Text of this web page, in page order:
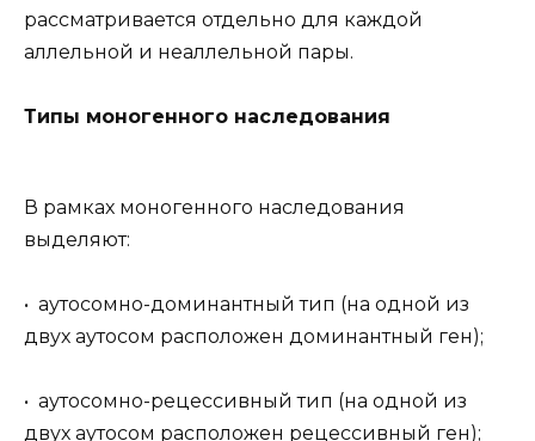
рассматривается отдельно для каждой
аллельной и неаллельной пары.
Типы моногенного наследования
В рамках моногенного наследования
выделяют:
• аутосомно-доминантный тип (на одной из
двух аутосом расположен доминантный ген);
• аутосомно-рецессивный тип (на одной из
двух аутосом расположен рецессивный ген);